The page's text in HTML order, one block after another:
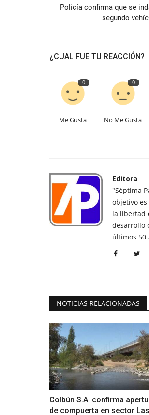
Policía confirma que se
segundo
¿CUAL FUE TU REACCIÓN?
0
Me Gusta
0
No Me Gusta
Editora
"Séptima
objetivo
la libertad
desarrollo
últimos 50
NOTICIAS RELACIONADAS
Colbún S.A. confirma
de compuerta en sector